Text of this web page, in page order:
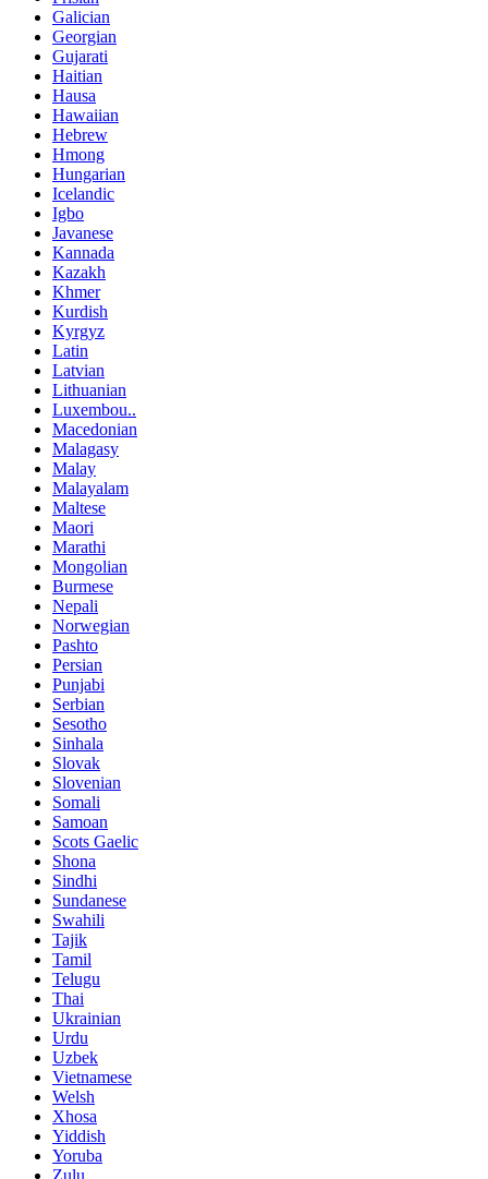
Galician
Georgian
Gujarati
Haitian
Hausa
Hawaiian
Hebrew
Hmong
Hungarian
Icelandic
Igbo
Javanese
Kannada
Kazakh
Khmer
Kurdish
Kyrgyz
Latin
Latvian
Lithuanian
Luxembou..
Macedonian
Malagasy
Malay
Malayalam
Maltese
Maori
Marathi
Mongolian
Burmese
Nepali
Norwegian
Pashto
Persian
Punjabi
Serbian
Sesotho
Sinhala
Slovak
Slovenian
Somali
Samoan
Scots Gaelic
Shona
Sindhi
Sundanese
Swahili
Tajik
Tamil
Telugu
Thai
Ukrainian
Urdu
Uzbek
Vietnamese
Welsh
Xhosa
Yiddish
Yoruba
Zulu